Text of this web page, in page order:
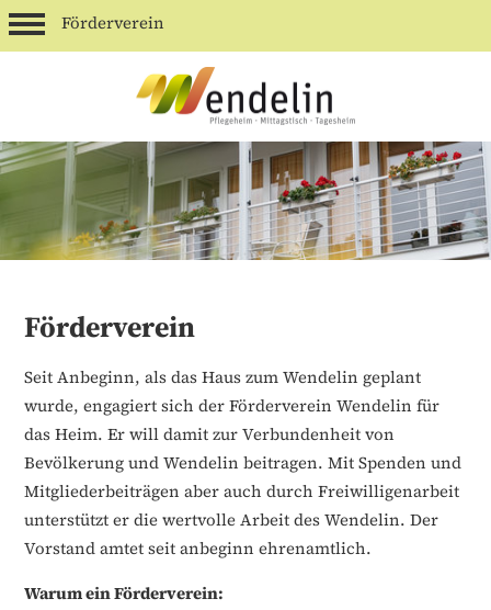
Förderverein
Förderverein
Seit Anbeginn, als das Haus zum Wendelin geplant
wurde, engagiert sich der Förderverein Wendelin für
das Heim. Er will damit zur Verbundenheit von
Bevölkerung und Wendelin beitragen. Mit Spenden und
Mitgliederbeiträgen aber auch durch Freiwilligenarbeit
unterstützt er die wertvolle Arbeit des Wendelin. Der
Vorstand amtet seit anbeginn ehrenamtlich.
Warum ein Förderverein: